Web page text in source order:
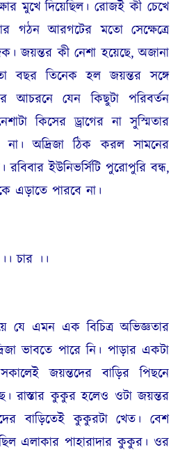
মুখে দিয়েছিল। রোজই কী চেখে
গঠন আরগটের মতো সেক্ষেত্রে
জয়ন্তর কী নেশা হয়েছে, অজানা
বছর তিনেক হল জয়ন্তর সঙ্গে
আচরনে যেন কিছুটা পরিবর্তন
কিসের ড্রাগের না সুস্মিতার
না। অদ্রিজা ঠিক করল সামনের
রবিবার ইউনিভর্সিটি পুরোপুরি বন্ধ,
এড়াতে পারবে না।
।। চার ।।
যে এমন এক বিচিত্র অভিজ্ঞতার
ভাবতে পারে নি। পাড়ার একটা
জয়ন্তদের বাড়ির পিছনে
রাস্তার কুকুর হলেও ওটা জয়ন্তর
বাড়িতেই কুকুরটা খেত। বেশ
এলাকার পাহারাদার কুকুর। ওর